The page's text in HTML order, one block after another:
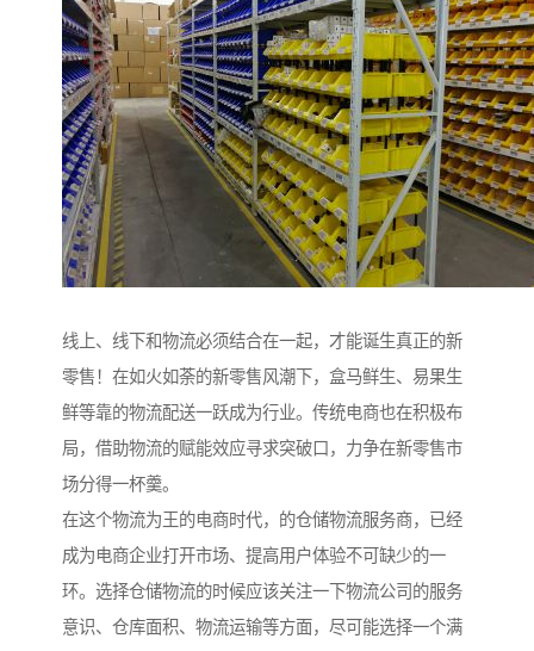
线上、线下和物流必须结合在一起，才能诞生真正的新
零售！在如火如荼的新零售风潮下，盒马鲜生、易果生
鲜等靠的物流配送一跃成为行业。传统电商也在积极布
局，借助物流的赋能效应寻求突破口，力争在新零售市
场分得一杯羹。
在这个物流为王的电商时代，的仓储物流服务商，已经
成为电商企业打开市场、提高用户体验不可缺少的一
环。选择仓储物流的时候应该关注一下物流公司的服务
意识、仓库面积、物流运输等方面，尽可能选择一个满